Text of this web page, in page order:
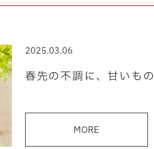
2025.03.06
春先の不調に、甘いもの
MORE